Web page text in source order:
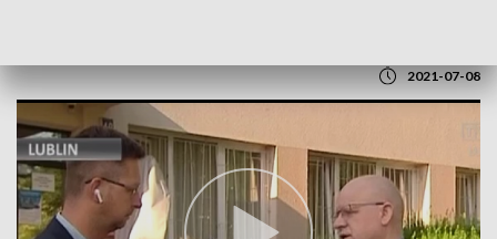
2021-07-08